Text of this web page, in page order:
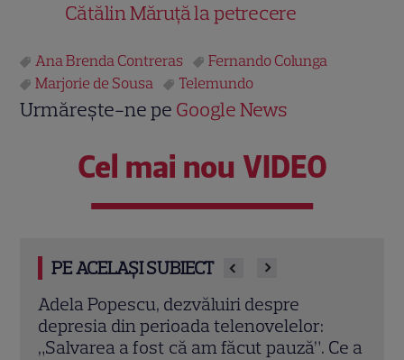
Cătălin Măruță la petrecere
Ana Brenda Contreras
Fernando Colunga
Marjorie de Sousa
Telemundo
Urmărește-ne pe Google News
Cel mai nou VIDEO
PE ACELAȘI SUBIECT
Giovanna Antonelli și Murilo Benício au
refăcut scena celebră din „Clona”. Jade și
Lucas au emoționat fanii după 20 de ani